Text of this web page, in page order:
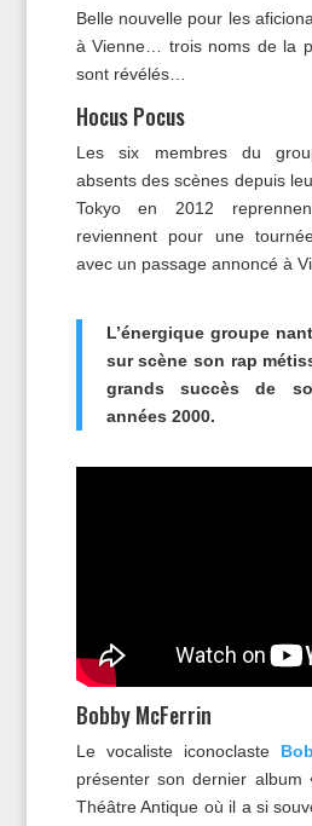
Belle nouvelle pour les
à Vienne… trois noms de la
sont révélés…
Hocus Pocus
Les six membres du
absents des scènes depuis
Tokyo en 2012
reviennent pour une
avec un passage annoncé à
L’énergique groupe
sur scène son rap
grands succès de
années 2000.
Bobby McFerrin
Le vocaliste iconoclaste
présenter son dernier album
Théâtre Antique où il a si